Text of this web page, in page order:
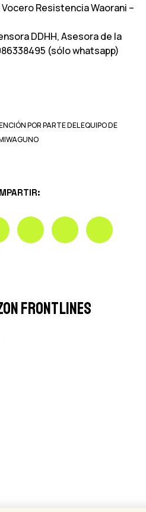
Vocero Resistencia Waorani –
DDHH, Asesora de la
(sólo whatsapp)
POR PARTE DEL EQUIPO DE
Frontlines